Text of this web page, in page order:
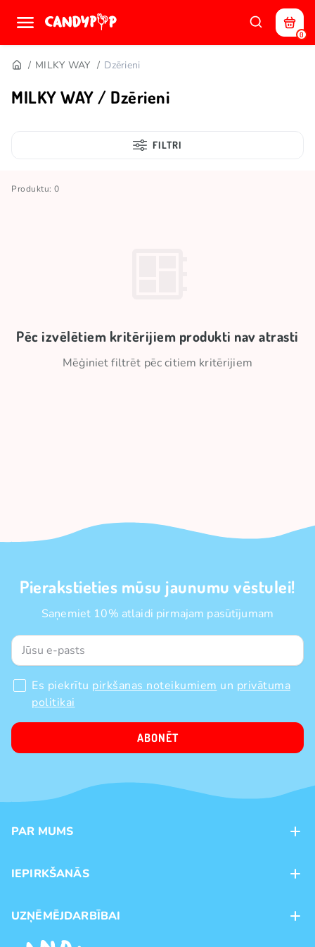
0
MILKY WAY Dzērieni
MILKY WAY / Dzērieni
FILTRI
Produktu: 0
Pēc izvēlētiem kritērijiem produkti nav atrasti
Mēģiniet filtrēt pēc citiem kritērijiem
Pierakstieties mūsu jaunumu vēstulei!
Saņemiet 10% atlaidi pirmajam pasūtījumam
Es piekrītu pirkšanas noteikumiem un privātuma
politikai
ABONĒT
PAR MUMS
Veikali
Preču zīmoli
IEPIRKŠANĀS
Piegāde
UZŅĒMĒJDARBĪBAI
Franšīze